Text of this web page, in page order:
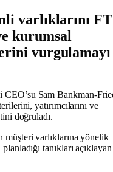
varlıklarını
kurumsal
vurgulamayı
CEO’su Sam Bankman-
yatırımcılarını ve
doğruladı.
müşteri varlıklarına yönelik
tanıkları